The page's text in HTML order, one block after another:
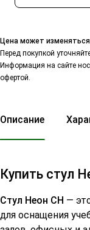
Цена может
Перед покупкой
Информация на сайте
офертой.
Описание
Купить стул
Стул Неон СН —
для оснащения